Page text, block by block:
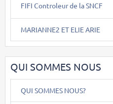
FIFI Controleur de la SNCF
MARIANNE2 ET ELIE ARIE
QUI SOMMES NOUS
QUI SOMMES NOUS?